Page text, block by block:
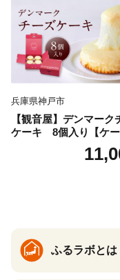
兵庫県神戸市
【観音屋】デンマーク
ケーキ 8個入り【ケ
ーズケーキ 人気スイー
すすめスイーツ 神戸ス
ふるラボとは